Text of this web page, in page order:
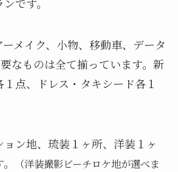
メイク、小物、移動車、データ
なものは全て揃っています。新
点、ドレス・タキシード各１
ン地、琉装１ヶ所、洋装１ヶ
（洋装撮影ビーチロケ地が選べま